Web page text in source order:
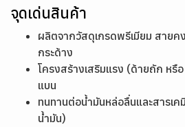
จุดเด่นสินค้า
ผลิตจากวัสดุเกรดพรีเมียม สายค
กระด้าง
โครงสร้างเสริมแรง (ด้ายถัก ห
แบน
ทนทานต่อน้ำมันหล่อลื่นและสารเค
น้ำมัน)